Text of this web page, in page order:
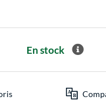
En stock